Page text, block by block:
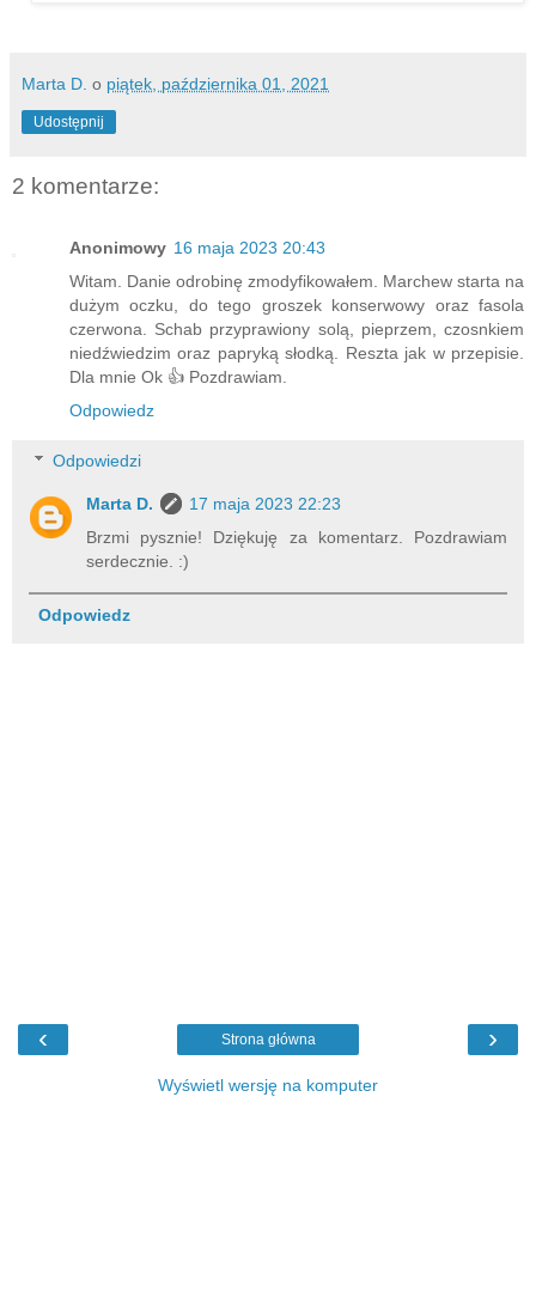
Marta D. o piątek, października 01, 2021
Udostępnij
2 komentarze:
Anonimowy 16 maja 2023 20:43
Witam. Danie odrobinę zmodyfikowałem. Marchew starta na
dużym oczku, do tego groszek konserwowy oraz fasola
czerwona. Schab przyprawiony solą, pieprzem, czosnkiem
niedźwiedzim oraz papryką słodką. Reszta jak w przepisie.
Dla mnie Ok 👍 Pozdrawiam.
Odpowiedz
Odpowiedzi
Marta D.
17 maja 2023 22:23
Brzmi pysznie! Dziękuję za komentarz. Pozdrawiam
serdecznie. :)
Odpowiedz
‹ ›
Strona główna
Wyświetl wersję na komputer